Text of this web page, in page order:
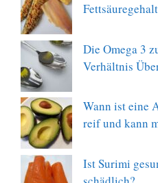
Die Omega 3
Verhältnis
Wann ist eine
reif und kann
Ist Surimi